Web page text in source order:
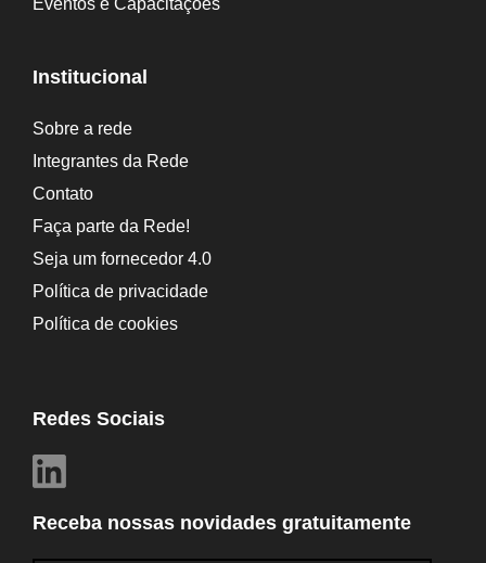
Institucional
Sobre a rede
Integrantes da Rede
Contato
Faça parte da Rede!
Seja um fornecedor 4.0
Política de privacidade
Política de cookies
Redes Sociais
Receba nossas novidades gratuitamente